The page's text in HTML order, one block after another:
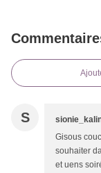
S
Gisous
souhaiter
et uens